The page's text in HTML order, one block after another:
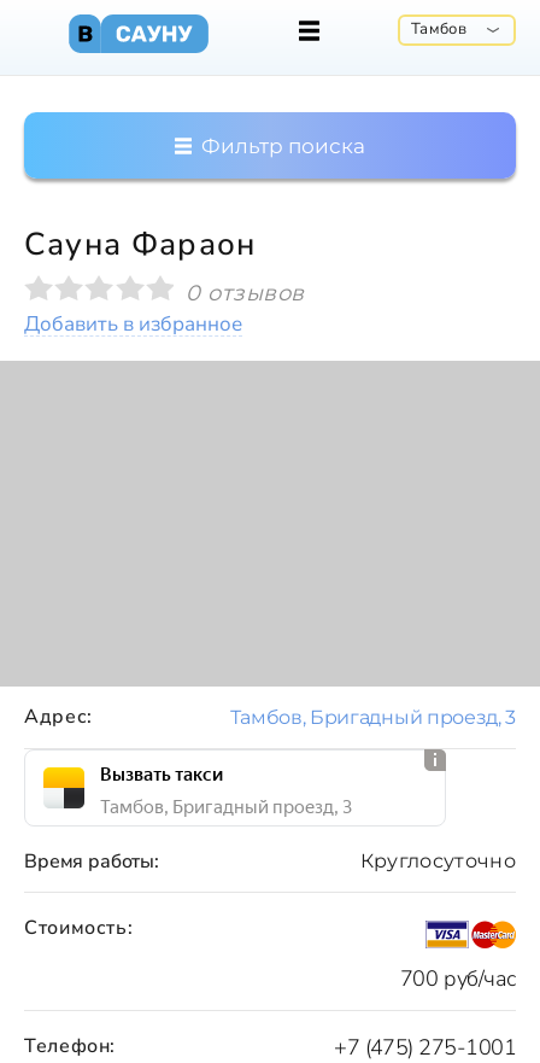
Тамбов
Фильтр поиска
Сауна Фараон
0 отзывов
Добавить в избранное
Стоимость:
700 руб/час
Время работы: Круглосуточно
Телефон: +7 (475) 275-1001
Адрес: Тамбов, Бригадный проезд, 3
Вызвать такси
Тамбов, Бригадный проезд, 3